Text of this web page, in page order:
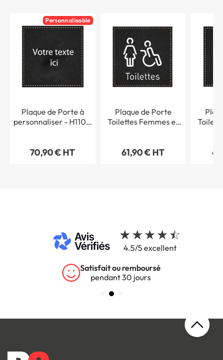
Personnalisable
Plaque de Porte à
personnaliser - H110 x
70,90 € HT
Plaque de Porte
Toilettes Femmes et
61,90 € HT
4.5/5 excellent
Satisfait ou remboursé
pendant 30 jours